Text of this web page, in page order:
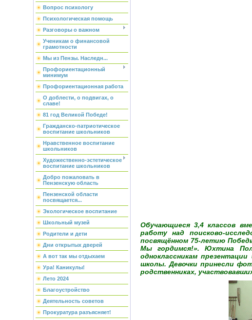
Вопрос психологу
Психологическая помощь
Разговоры о важном
Ученикам о финансовой
грамотности
Мы из Пензы. Наследн...
Профориентационный
минимум
Профориентационная работа
О доблести, о подвигах, о
славе!
81 год Великой Победе!
Гражданско-патриотическое
воспитание школьников
Нравственное воспитание
школьников
Художественно-эстетическое
воспитание школьников
Добро пожаловать в
Пензенскую область
Пензенской области
посвящается...
Экологическое воспитание
Школьный музей
Родители и дети
Дни открытых дверей
А вот так мы отдыхаем
Ура! Каникулы!
Лето 2024
Благоустройство
Деятельность советов
Прокуратура разъясняет!
Обучающиеся 3,4 классов
работу над поисково-
посвящённом 75-летию
Мы гордимся!». Юхтина
одноклассникам
школы. Девочки принесли
родственниках,